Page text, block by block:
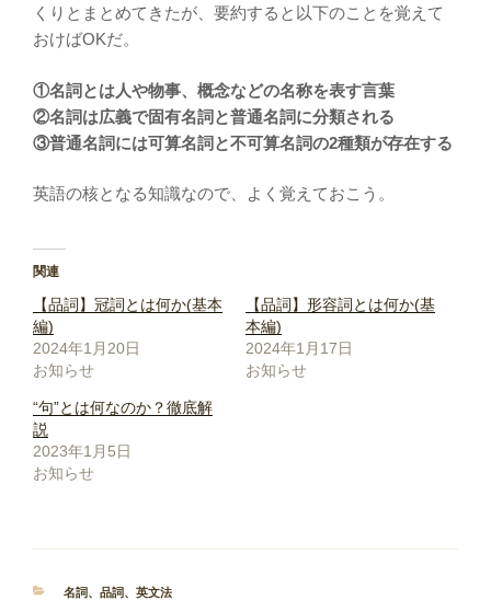
くりとまとめてきたが、要約すると以下のことを覚えて
おけばOKだ。
①名詞とは人や物事、概念などの名称を表す言葉
②名詞は広義で固有名詞と普通名詞に分類される
③普通名詞には可算名詞と不可算名詞の2種類が存在する
英語の核となる知識なので、よく覚えておこう。
関連
【品詞】冠詞とは何か(基本
編)
2024年1月20日
お知らせ
【品詞】形容詞とは何か(基
本編)
2024年1月17日
お知らせ
“句”とは何なのか？徹底解
説
2023年1月5日
お知らせ
カ
名詞、 品詞、 英文法